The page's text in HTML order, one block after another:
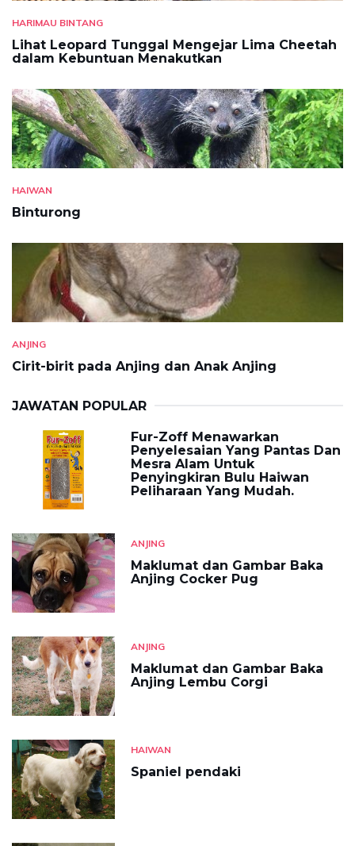
HARIMAU BINTANG
Lihat Leopard Tunggal Mengejar Lima Cheetah
dalam Kebuntuan Menakutkan
HAIWAN
Binturong
ANJING
Cirit-birit pada Anjing dan Anak Anjing
JAWATAN POPULAR
Fur-Zoff Menawarkan
Penyelesaian Yang Pantas Dan
Mesra Alam Untuk
Penyingkiran Bulu Haiwan
Peliharaan Yang Mudah.
ANJING
Maklumat dan Gambar Baka
Anjing Cocker Pug
ANJING
Maklumat dan Gambar Baka
Anjing Lembu Corgi
HAIWAN
Spaniel pendaki